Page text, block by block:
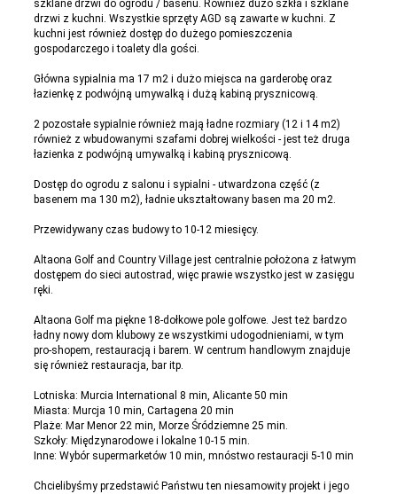
szklane drzwi do ogrodu / basenu. Również dużo szkła i szklane
drzwi z kuchni. Wszystkie sprzęty AGD są zawarte w kuchni. Z
kuchni jest również dostęp do dużego pomieszczenia
gospodarczego i toalety dla gości.
Główna sypialnia ma 17 m2 i dużo miejsca na garderobę oraz
łazienkę z podwójną umywalką i dużą kabiną prysznicową.
2 pozostałe sypialnie również mają ładne rozmiary (12 i 14 m2)
również z wbudowanymi szafami dobrej wielkości - jest też druga
łazienka z podwójną umywalką i kabiną prysznicową.
Dostęp do ogrodu z salonu i sypialni - utwardzona część (z
basenem ma 130 m2), ładnie ukształtowany basen ma 20 m2.
Przewidywany czas budowy to 10-12 miesięcy.
Altaona Golf and Country Village jest centralnie położona z łatwym
dostępem do sieci autostrad, więc prawie wszystko jest w zasięgu
ręki.
Altaona Golf ma piękne 18-dołkowe pole golfowe. Jest też bardzo
ładny nowy dom klubowy ze wszystkimi udogodnieniami, w tym
pro-shopem, restauracją i barem. W centrum handlowym znajduje
się również restauracja, bar itp.
Lotniska: Murcia International 8 min, Alicante 50 min
Miasta: Murcja 10 min, Cartagena 20 min
Plaże: Mar Menor 22 min, Morze Śródziemne 25 min.
Szkoły: Międzynarodowe i lokalne 10-15 min.
Inne: Wybór supermarketów 10 min, mnóstwo restauracji 5-10 min
Chcielibyśmy przedstawić Państwu ten niesamowity projekt i jego